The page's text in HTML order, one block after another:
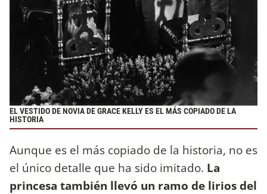
EL VESTIDO DE NOVIA DE GRACE KELLY ES EL MÁS COPIADO DE LA
HISTORIA
Aunque es el más copiado de la historia, no es
el único detalle que ha sido imitado. La
princesa también llevó un ramo de lirios del